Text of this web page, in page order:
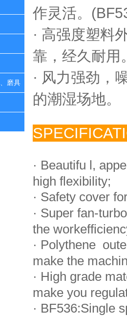
磨具
作灵活。
· 高强度塑料
靠， 经久耐用
· 风力强劲，
的潮湿场地。
· Beautifu l,
high flexibility;
· Safety cover
· Super fan-
the
· Polythene
make the
· High grade
make you
· BF536:Single